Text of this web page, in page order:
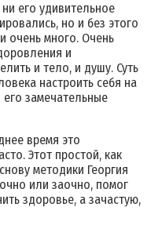
его удивительное
но и без этого
очень много. Очень
и
и тело, и душу. Суть
настроить себя на
замечательные
время это
Этот простой, как
методики Георгия
или заочно, помог
здоровье, а зачастую,